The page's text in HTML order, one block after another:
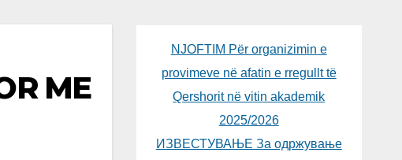
ME
NJOFTIM Për organizimin e
provimeve në afatin e rregullt të
Qershorit në vitin akademik
2025/2026
ИЗВЕСТУВАЊЕ За одржување